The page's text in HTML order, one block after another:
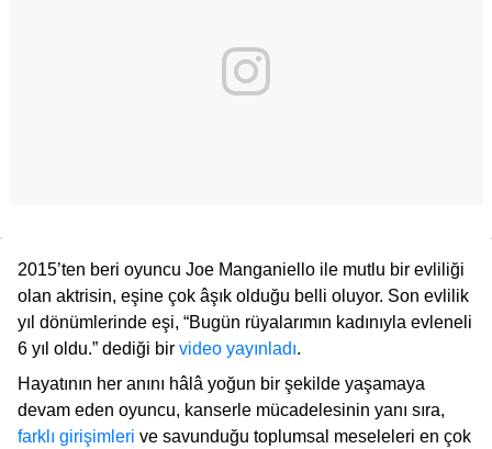
2015’ten beri oyuncu Joe Manganiello ile mutlu bir evliliği
olan aktrisin, eşine çok âşık olduğu belli oluyor. Son evlilik
yıl dönümlerinde eşi, “Bugün rüyalarımın kadınıyla evleneli
6 yıl oldu.” dediği bir video yayınladı.
Hayatının her anını hâlâ yoğun bir şekilde yaşamaya
devam eden oyuncu, kanserle mücadelesinin yanı sıra,
farklı girişimleri ve savunduğu toplumsal meseleleri en çok